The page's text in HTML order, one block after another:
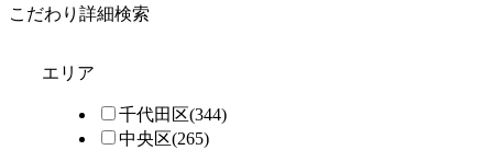
こだわり詳細検索
エリア
千代田区(344)
中央区(265)